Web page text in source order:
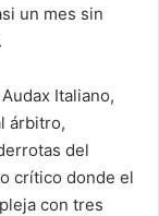
un mes sin
Italiano,
árbitro,
del
crítico donde el
con tres